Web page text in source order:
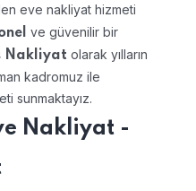
eve nakliyat hizmeti
ve güvenilir bir
Nakliyat olarak yılların
kadromuz ile
sunmaktayız.
Nakliyat -